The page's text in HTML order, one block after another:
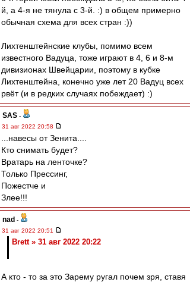
й, а 4-я не тянула с 3-й. :) в общем примерно
обычная схема для всех стран :))
Лихтенштейнские клубы, помимо всем
известного Вадуца, тоже играют в 4, 6 и 8-м
дивизионах Швейцарии, поэтому в кубке
Лихтенштейна, конечно уже лет 20 Вадуц всех
рвёт (и в редких случаях побеждает) :)
SAS -
31 авг 2022 20:58
...навесы от Зенита....
Кто снимать будет?
Вратарь на ленточке?
Только Прессинг,
Пожестче и
Злее!!!
nad -
31 авг 2022 20:51
Brett » 31 авг 2022 20:22
А кто - то за это Зарему ругал почем зря, ставя